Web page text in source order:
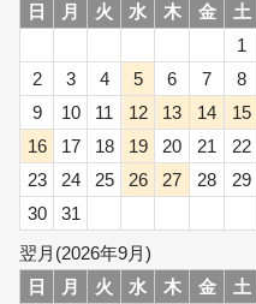
日
月 火 水 木 金
土
1
2
3 4 5 6 7
8
9
10 11 12 13 14
15
16
17 18 19 20 21
22
23
24 25 26 27 28
29
30
31
翌月(2026年9月)
日
月 火 水 木 金 土